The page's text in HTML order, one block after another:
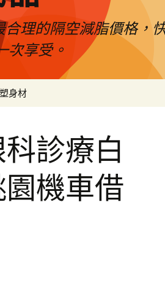
理的隔空減脂價格，
次享受。
身材
診療白
機車借